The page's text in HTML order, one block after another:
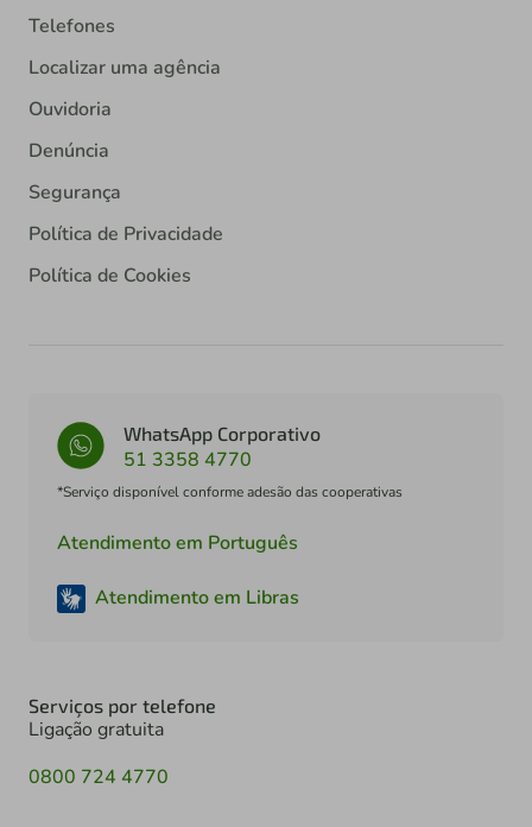
Telefones
Localizar uma agência
Ouvidoria
Denúncia
Segurança
Política de Privacidade
Política de Cookies
WhatsApp Corporativo
51 3358 4770
*Serviço disponível conforme adesão das cooperativas
Atendimento em Português
Atendimento em Libras
Serviços por telefone
Ligação gratuita
0800 724 4770